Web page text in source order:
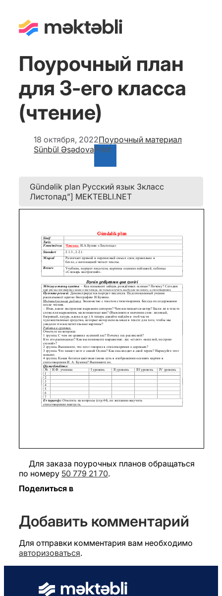
Поурочный план
для 3-его класса
(чтение)
18 октября, 2022Поурочный материал
Sünbül ƏsədovaPrint
Gündəlik plan Русский язык 3класс
Листопад”] MEKTEBLI.NET
Для заказа поурочных планов обращаться
по номеру 50 779 21 70.
Поделиться в
Добавить комментарий
Для отправки комментария вам необходимо
авторизоваться.